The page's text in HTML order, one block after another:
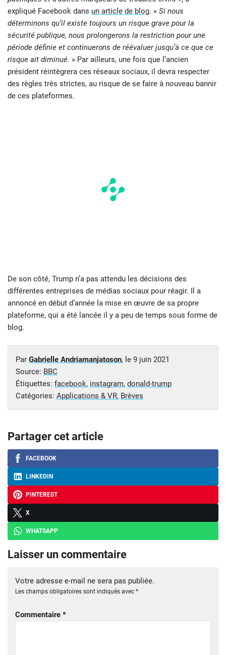
expliqué Facebook dans un article de blog. « Si nous
déterminons qu’il existe toujours un risque grave pour la
sécurité publique, nous prolongerons la restriction pour une
période définie et continuerons de réévaluer jusqu’à ce que ce
risque ait diminué. » Par ailleurs, une fois que l’ancien
président réintègrera ces réseaux sociaux, il devra respecter
des règles très strictes, au risque de se faire à nouveau bannir
de ces plateformes.
De son côté, Trump n’a pas attendu les décisions des
différentes entreprises de médias sociaux pour réagir. Il a
annoncé en début d’année la mise en œuvre de sa propre
plateforme, qui a été lancée il y a peu de temps sous forme de
blog.
Par Gabrielle Andriamanjatoson, le 9 juin 2021
Source: BBC
Étiquettes: facebook, instagram, donald-trump
Catégories: Applications & VR, Brèves
Partager cet article
FACEBOOK
LINKEDIN
PINTEREST
X
WHATSAPP
Laisser un commentaire
Votre adresse e-mail ne sera pas publiée.
Les champs obligatoires sont indiqués avec *
Commentaire *